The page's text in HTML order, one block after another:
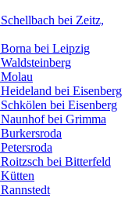
bei Zeitz,
bei Leipzig
bei Eisenberg
bei Eisenberg
bei Grimma
bei Bitterfeld